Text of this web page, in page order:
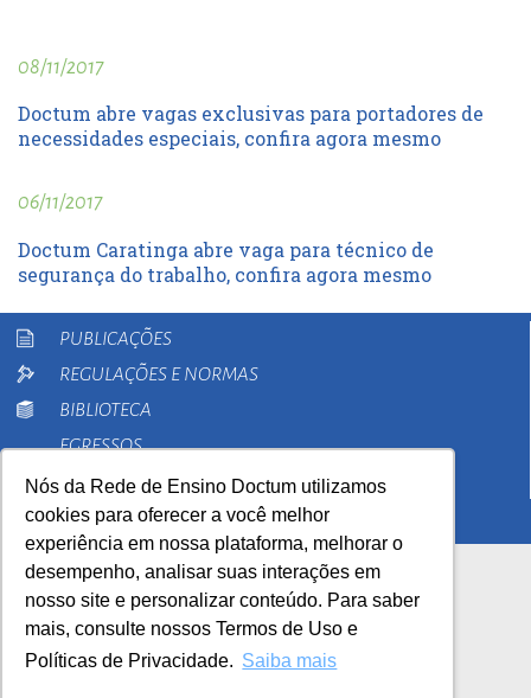
Nós da Rede de Ensino Doctum utilizamos
cookies para oferecer a você melhor
experiência em nossa plataforma, melhorar o
desempenho, analisar suas interações em
nosso site e personalizar conteúdo. Para saber
mais, consulte nossos Termos de Uso e
Políticas de Privacidade. Saiba mais
08/11/2017
Doctum abre vagas exclusivas para portadores de
necessidades especiais, confira agora mesmo
06/11/2017
Doctum Caratinga abre vaga para técnico de
segurança do trabalho, confira agora mesmo
PUBLICAÇÕES
REGULAÇÕES E NORMAS
BIBLIOTECA
EGRESSOS
PESQUISA
EXTENSÃO
AutoAvaliação Institucional